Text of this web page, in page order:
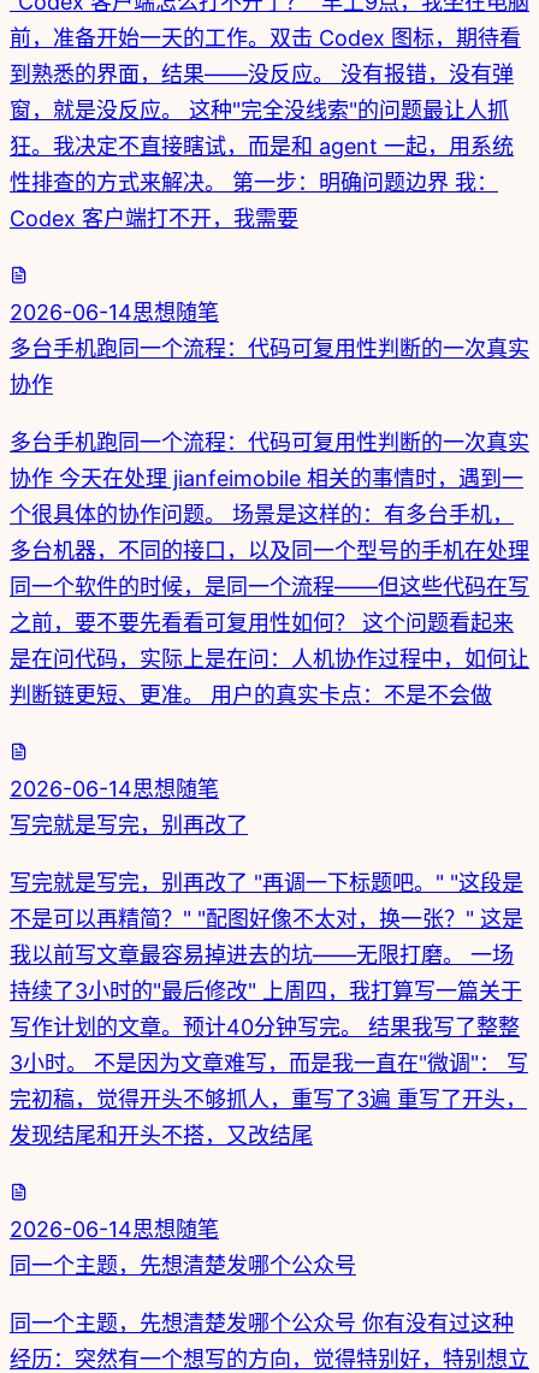
前，准备开始一天的工作。双击 Codex 图标，期待看
到熟悉的界面，结果——没反应。 没有报错，没有弹
窗，就是没反应。 这种"完全没线索"的问题最让人抓
狂。我决定不直接瞎试，而是和 agent 一起，用系统
性排查的方式来解决。 第一步：明确问题边界 我：
Codex 客户端打不开，我需要
2026-06-14思想随笔
多台手机跑同一个流程：代码可复用性判断的一次真实
协作
多台手机跑同一个流程：代码可复用性判断的一次真实
协作 今天在处理 jianfeimobile 相关的事情时，遇到一
个很具体的协作问题。 场景是这样的：有多台手机，
多台机器，不同的接口，以及同一个型号的手机在处理
同一个软件的时候，是同一个流程——但这些代码在写
之前，要不要先看看可复用性如何？ 这个问题看起来
是在问代码，实际上是在问：人机协作过程中，如何让
判断链更短、更准。 用户的真实卡点：不是不会做
2026-06-14思想随笔
写完就是写完，别再改了
写完就是写完，别再改了 "再调一下标题吧。" "这段是
不是可以再精简？" "配图好像不太对，换一张？" 这是
我以前写文章最容易掉进去的坑——无限打磨。 一场
持续了3小时的"最后修改" 上周四，我打算写一篇关于
写作计划的文章。预计40分钟写完。 结果我写了整整
3小时。 不是因为文章难写，而是我一直在"微调"： 写
完初稿，觉得开头不够抓人，重写了3遍 重写了开头，
发现结尾和开头不搭，又改结尾
2026-06-14思想随笔
同一个主题，先想清楚发哪个公众号
同一个主题，先想清楚发哪个公众号 你有没有过这种
经历：突然有一个想写的方向，觉得特别好，特别想立